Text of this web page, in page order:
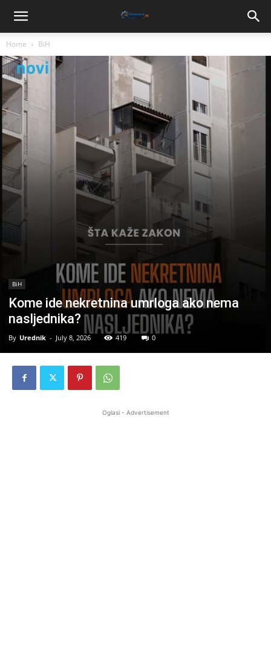
Home BiH
BiH
Kome ide nekretnina umrloga ako nema
nasljednika?
By Urednik - July 8, 2026 419 0
Oglasi - Advertisement